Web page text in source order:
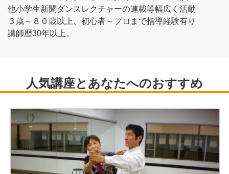
他小学生新聞ダンスレクチャーの連載等幅広く活動
３歳～８０歳以上、初心者～プロまで指導経験有り
講師歴30年以上。